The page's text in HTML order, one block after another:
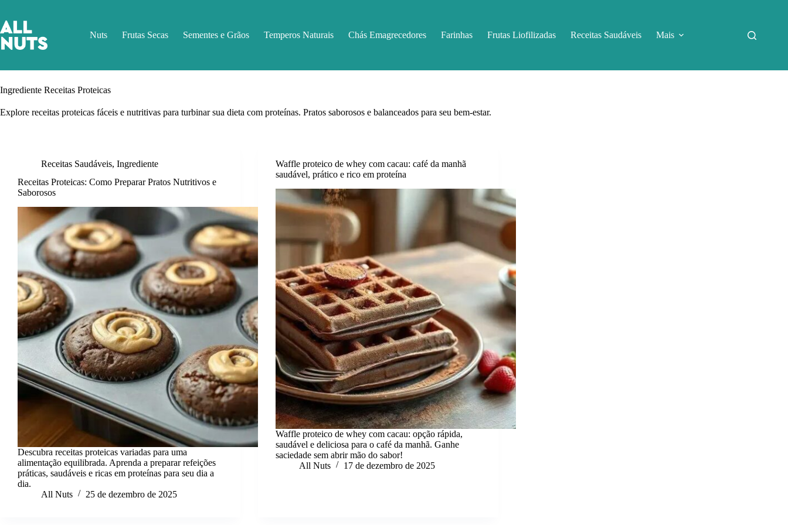
o
conteúdo
Nuts Frutas Secas Sementes e Grãos Temperos Naturais Chás Emagrecedores Farinhas Frutas Liofilizadas Receitas Saudáveis Mais
Ingrediente Receitas Proteicas
Explore receitas proteicas fáceis e nutritivas para turbinar sua dieta com proteínas. Pratos saborosos e balanceados para seu bem-estar.
Receitas Saudáveis, Ingrediente
Receitas Proteicas: Como Preparar Pratos Nutritivos e
Saborosos
Descubra receitas proteicas variadas para uma
alimentação equilibrada. Aprenda a preparar refeições
práticas, saudáveis e ricas em proteínas para seu dia a
dia.
All Nuts
25 de dezembro de 2025
Waffle proteico de whey com cacau: café da manhã
saudável, prático e rico em proteína
Waffle proteico de whey com cacau: opção rápida,
saudável e deliciosa para o café da manhã. Ganhe
saciedade sem abrir mão do sabor!
All Nuts
17 de dezembro de 2025